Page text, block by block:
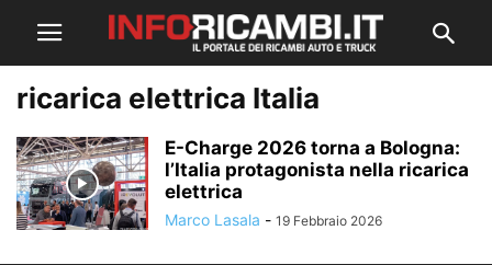
ricarica elettrica Italia
E-Charge 2026 torna a Bologna:
l’Italia protagonista nella ricarica
elettrica
Marco Lasala - 19 Febbraio 2026